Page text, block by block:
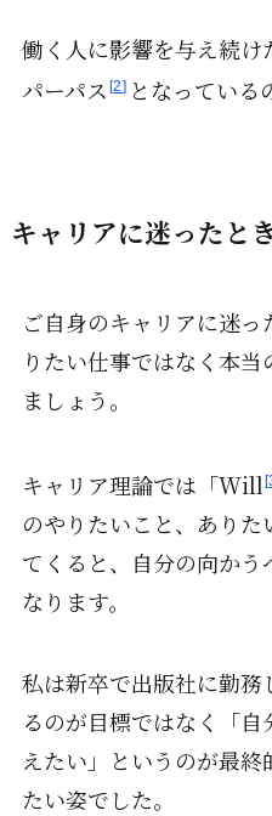
働く人に影響を与え続
パーパス 2 となっている
キャリアに迷ったと
ご自身のキャリアに迷
りたい仕事ではなく本
ましょう。
キャリア理論では「Will
のやりたいこと、あり
てくると、自分の向かう
なります。
私は新卒で出版社に勤
るのが目標ではなく「
えたい」というのが最終
たい姿でした。